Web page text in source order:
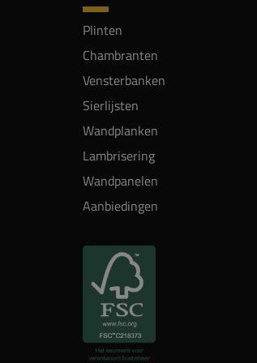
Plinten
Chambranten
Vensterbanken
Sierlijsten
Wandplanken
Lambrisering
Wandpanelen
Aanbiedingen